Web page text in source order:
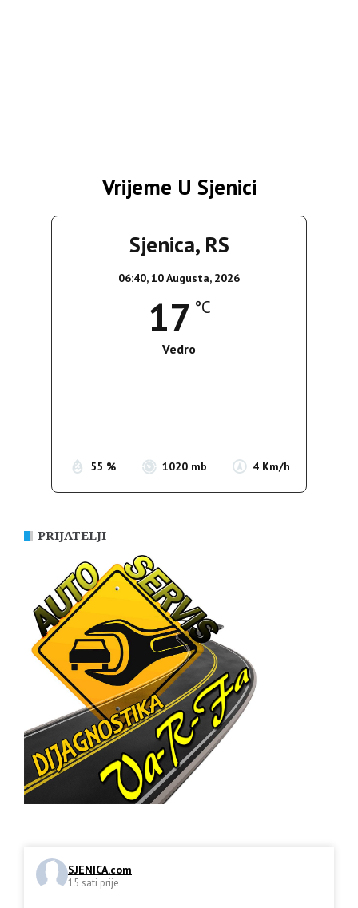
Vrijeme U Sjenici
Sjenica, RS
06:40,10 Augusta, 2026
17 °C
Vedro
55 % 1020 mb 4 Km/h
PRIJATELJI
SJENICA.com
15 sati prije